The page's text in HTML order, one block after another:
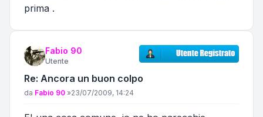
prima .
Fabio 90
Utente
Re: Ancora un buon colpo
Messaggio
da Fabio 90 »23/07/2009, 14:24